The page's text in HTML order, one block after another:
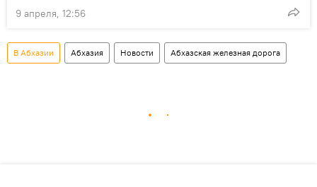
9 апреля, 12:56
В Абхазии Абхазия Новости Абхазская железная дорога